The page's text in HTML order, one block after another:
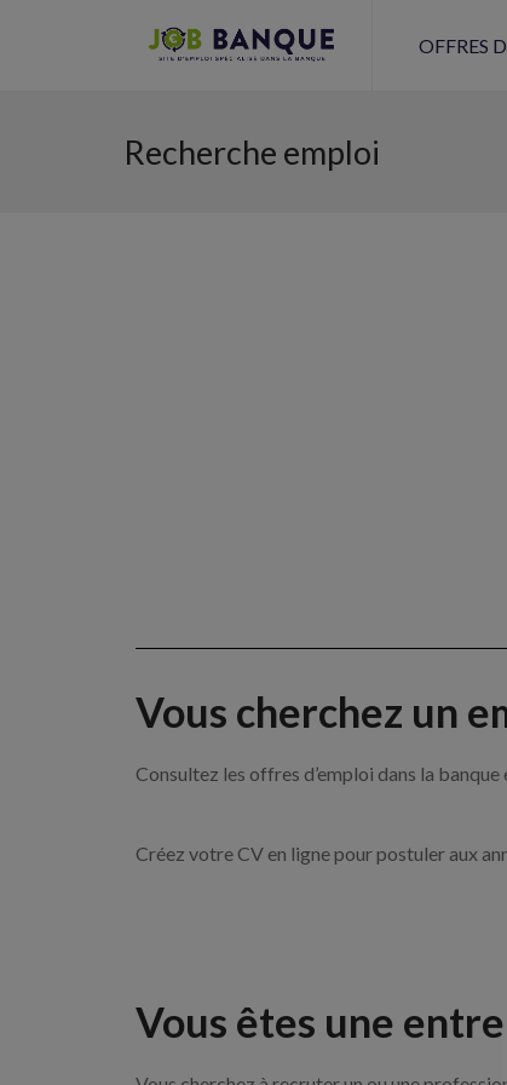
OFFRES
Recherche emploi
Vous cherchez un
Consultez les offres d’emploi dans la
Créez votre CV en ligne pour postuler aux
Vous êtes une